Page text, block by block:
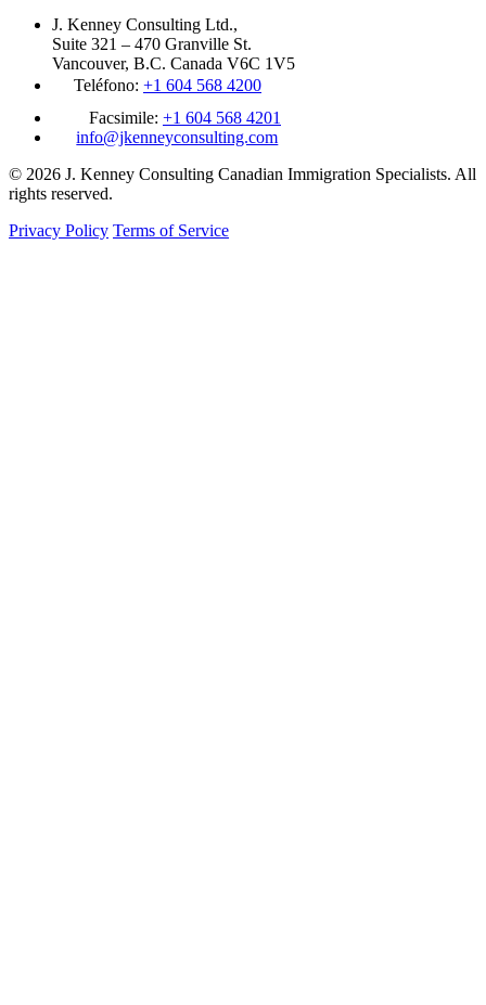
J. Kenney Consulting Ltd.,
Suite 321 – 470 Granville St.
Vancouver, B.C. Canada V6C 1V5
Teléfono: +1 604 568 4200
Facsimile: +1 604 568 4201
info@jkenneyconsulting.com
© 2026 J. Kenney Consulting Canadian Immigration Specialists. All
rights reserved.
Privacy Policy Terms of Service